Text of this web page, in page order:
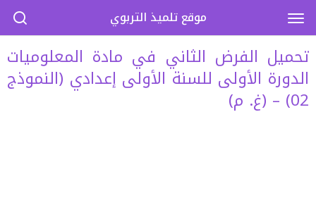
تحميل الفرض الثاني في مادة المعلوميات
الدورة الأولى للسنة الأولى إعدادي (النموذج
02) – (غ. م)
موقع تلميذ التربوي